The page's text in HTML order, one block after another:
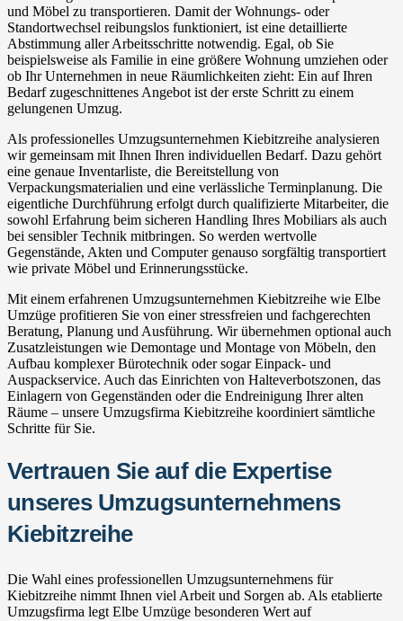
und Möbel zu transportieren. Damit der Wohnungs- oder
Standortwechsel reibungslos funktioniert, ist eine detaillierte
Abstimmung aller Arbeitsschritte notwendig. Egal, ob Sie
beispielsweise als Familie in eine größere Wohnung umziehen oder
ob Ihr Unternehmen in neue Räumlichkeiten zieht: Ein auf Ihren
Bedarf zugeschnittenes Angebot ist der erste Schritt zu einem
gelungenen Umzug.
Als professionelles Umzugsunternehmen Kiebitzreihe analysieren
wir gemeinsam mit Ihnen Ihren individuellen Bedarf. Dazu gehört
eine genaue Inventarliste, die Bereitstellung von
Verpackungsmaterialien und eine verlässliche Terminplanung. Die
eigentliche Durchführung erfolgt durch qualifizierte Mitarbeiter, die
sowohl Erfahrung beim sicheren Handling Ihres Mobiliars als auch
bei sensibler Technik mitbringen. So werden wertvolle
Gegenstände, Akten und Computer genauso sorgfältig transportiert
wie private Möbel und Erinnerungsstücke.
Mit einem erfahrenen Umzugsunternehmen Kiebitzreihe wie Elbe
Umzüge profitieren Sie von einer stressfreien und fachgerechten
Beratung, Planung und Ausführung. Wir übernehmen optional auch
Zusatzleistungen wie Demontage und Montage von Möbeln, den
Aufbau komplexer Bürotechnik oder sogar Einpack- und
Auspackservice. Auch das Einrichten von Halteverbotszonen, das
Einlagern von Gegenständen oder die Endreinigung Ihrer alten
Räume – unsere Umzugsfirma Kiebitzreihe koordiniert sämtliche
Schritte für Sie.
Vertrauen Sie auf die Expertise
unseres Umzugsunternehmens
Kiebitzreihe
Die Wahl eines professionellen Umzugsunternehmens für
Kiebitzreihe nimmt Ihnen viel Arbeit und Sorgen ab. Als etablierte
Umzugsfirma legt Elbe Umzüge besonderen Wert auf